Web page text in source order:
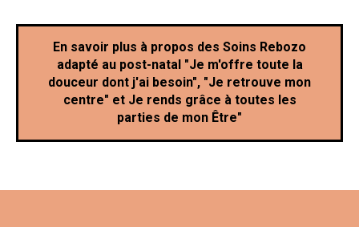
En savoir plus à propos des Soins Rebozo
adapté au post-natal "Je m'offre toute la
douceur dont j'ai besoin", "Je retrouve mon
centre" et Je rends grâce à toutes les
parties de mon Être"